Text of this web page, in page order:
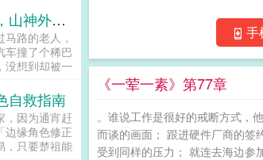
手
《一荤一素》第77章
。谁说工作是很好的戒断方式，
而谈的画面； 跟进硬件厂商的
受到同样的压力； 就连去海边参
和陆寒州那
现场。他发
着眼求我和他
踹开他，搂着
反派崽崽不好养，山神外挂上大分
路的老人，
车撞了个稀巴
没想到却被一
次！看着眼
再想到他们
了！...
自救指南
，因为通宵赶
边缘角色修正
，只要楚祖能